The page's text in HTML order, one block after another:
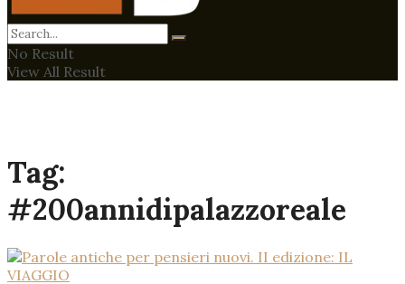
No Result
View All Result
Tag:
#200annidipalazzoreale